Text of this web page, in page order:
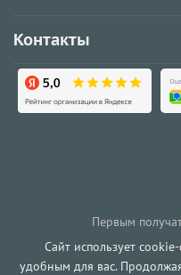
Контакты
Первым
Сайт использует
удобным для вас.